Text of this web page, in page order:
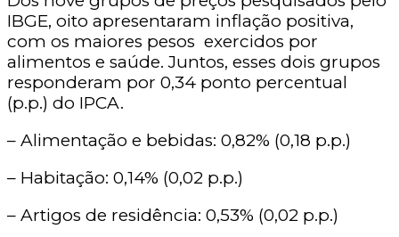
IBGE, oito apresentaram inflação positiva,
com os maiores pesos exercidos por
alimentos e saúde. Juntos, esses dois grupos
responderam por 0,34 ponto percentual
(p.p.) do IPCA.
– Alimentação e bebidas: 0,82% (0,18 p.p.)
– Habitação: 0,14% (0,02 p.p.)
– Artigos de residência: 0,53% (0,02 p.p.)